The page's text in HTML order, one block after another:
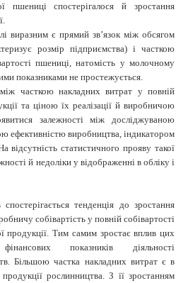
пшениці спостерігалося й зростання
виразним є прямий зв’язок між обсягом
розмір підприємства) і часткою
пшениці, натомість у молочному
показниками не простежується.
між часткою накладних витрат у повній
та ціною їх реалізації й виробничою
залежності між досліджуваною
ефективністю виробництва, індикатором
відсутність статистичного прояву такої
й недоліки у відображенні в обліку і
тенденція до зростання
собівартість у повній собівартості
продукції. Тим самим зростає вплив цих
показників діяльності
Більшою частка накладних витрат є в
продукції рослинництва. З її зростанням